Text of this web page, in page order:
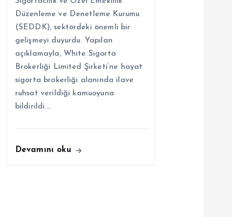
Düzenleme ve Denetleme Kurumu
(SEDDK), sektördeki önemli bir
gelişmeyi duyurdu. Yapılan
açıklamayla, White Sigorta
Brokerliği Limited Şirketi‘ne hayat
sigorta brokerliği alanında ilave
ruhsat verildiği kamuoyuna
bildirildi.…
Devamını oku